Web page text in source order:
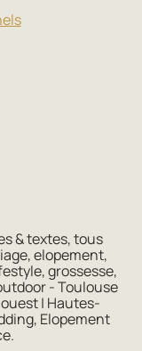
& textes, tous
elopement,
grossesse,
- Toulouse
| Hautes-
Elopement